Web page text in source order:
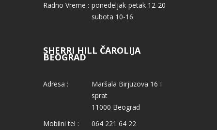
Radno Vreme : ponedeljak-petak 12-20
subota 10-16
SHERRI HILL ČAROLIJA
BEOGRAD
Adresa :
Maršala Birjuzova 16 I
sprat
11000 Beograd
Mobilni tel :
064 221 64 22